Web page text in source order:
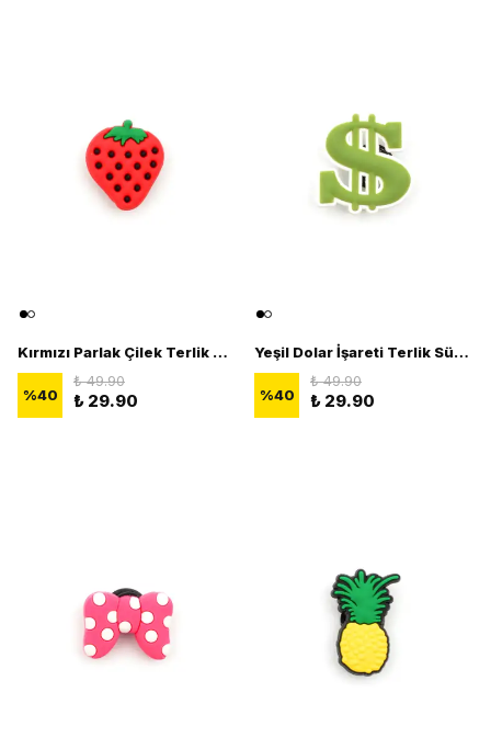
Kırmızı Parlak Çilek Terlik Süsü - 3D Jibbitz Meyve FigürÜ
%40
₺ 49.90
₺ 29.90
Yeşil Dolar İşareti Terlik Süsü - Şık 3D Terlik Süsü Figürü
%40
₺ 49.90
₺ 29.90